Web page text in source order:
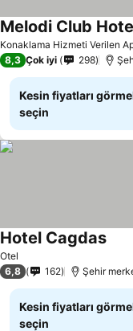
Konaklama Hizmeti Verilen
Melodi Club
8,3 Çok iyi 298
Kesin fiyatları
seçin
Otel
Hotel Cagdas
6,8 162 Şehir
Kesin fiyatları
seçin